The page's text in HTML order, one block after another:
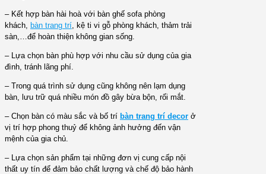
– Kết hợp bàn hài hoà với bàn ghế sofa phòng
khách, bàn trang trí , kệ ti vi gỗ phòng khách, thảm trải
sàn,…để hoàn thiện không gian sống.
– Lựa chọn bàn phù hợp với nhu cầu sử dụng của gia
đình, tránh lãng phí.
– Trong quá trình sử dụng cũng không nên lạm dụng
bàn, lưu trữ quá nhiều món đồ gây bừa bộn, rối mắt.
– Chọn bàn có màu sắc và bố trí bàn trang trí decor ở
vị trí hợp phong thuỷ để không ảnh hưởng đến vận
mệnh của gia chủ.
– Lựa chọn sản phẩm tại những đơn vị cung cấp nội
thất uy tín để đảm bảo chất lượng và chế độ bảo hành